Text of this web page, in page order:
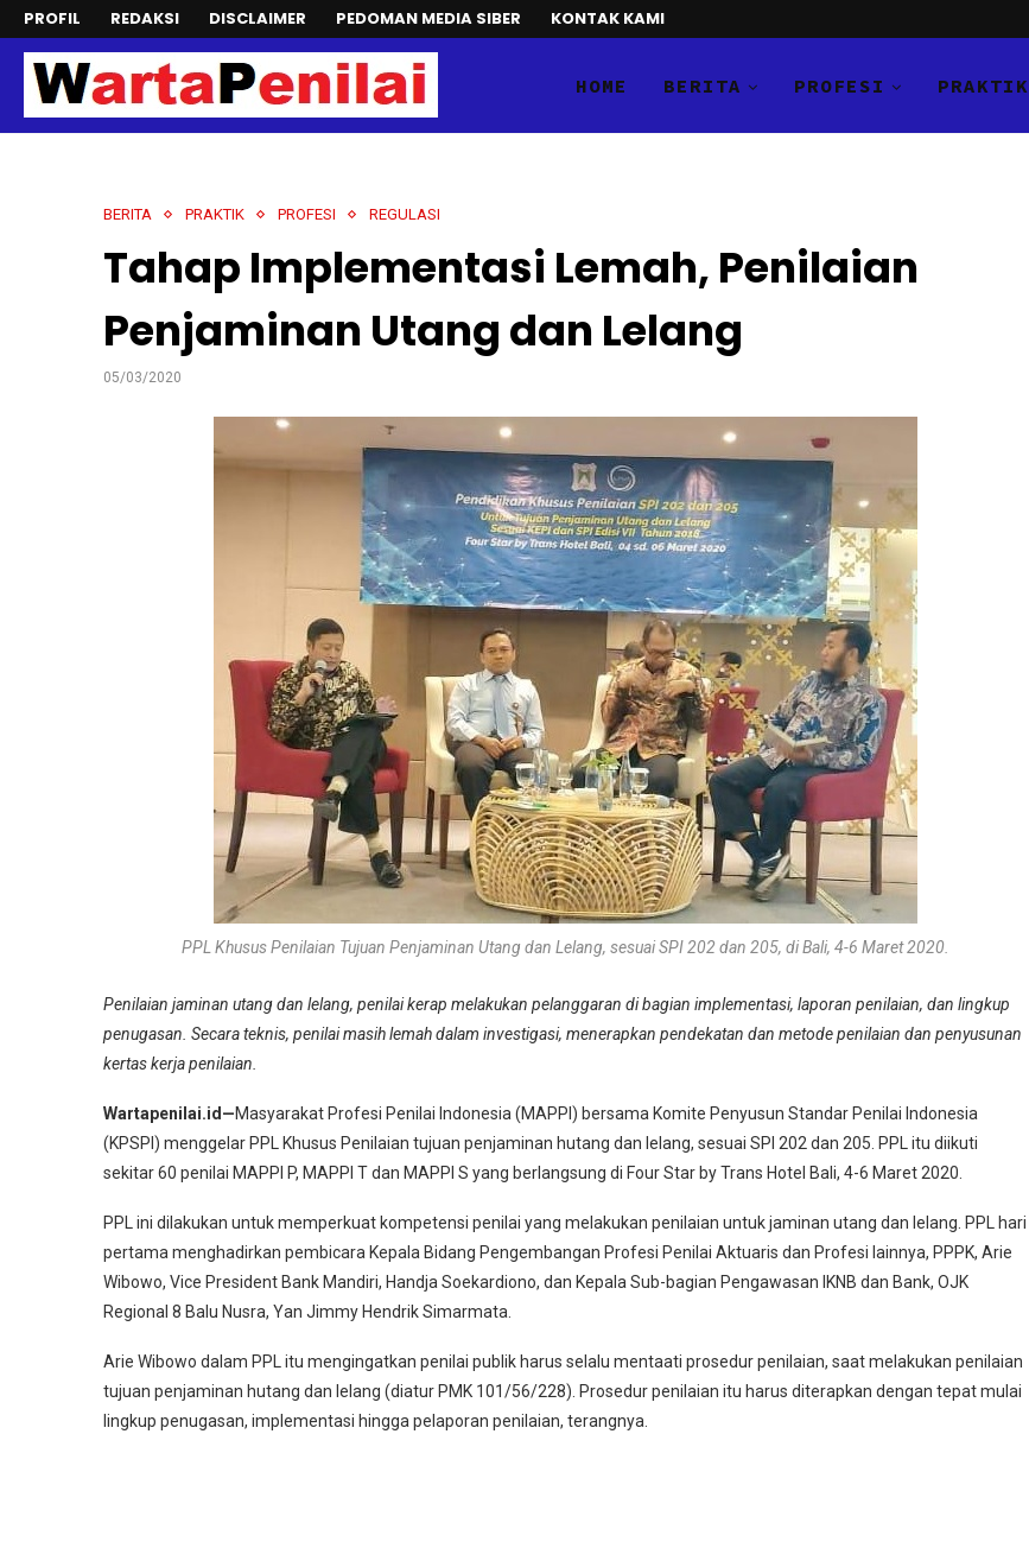
PROFIL REDAKSI DISCLAIMER PEDOMAN MEDIA SIBER KONTAK KAMI
HOME BERITA PROFESI PRAKTIK
BERITA PRAKTIK PROFESI REGULASI
Tahap Implementasi Lemah, Penilaian
Penjaminan Utang dan Lelang
05/03/2020
PPL Khusus Penilaian Tujuan Penjaminan Utang dan Lelang, sesuai SPI 202 dan 205, di Bali, 4-6 Maret 2020.
Penilaian jaminan utang dan lelang, penilai kerap melakukan pelanggaran di bagian implementasi, laporan penilaian, dan lingkup
penugasan. Secara teknis, penilai masih lemah dalam investigasi, menerapkan pendekatan dan metode penilaian dan penyusunan
kertas kerja penilaian.
Wartapenilai.id—Masyarakat Profesi Penilai Indonesia (MAPPI) bersama Komite Penyusun Standar Penilai Indonesia
(KPSPI) menggelar PPL Khusus Penilaian tujuan penjaminan hutang dan lelang, sesuai SPI 202 dan 205. PPL itu diikuti
sekitar 60 penilai MAPPI P, MAPPI T dan MAPPI S yang berlangsung di Four Star by Trans Hotel Bali, 4-6 Maret 2020.
PPL ini dilakukan untuk memperkuat kompetensi penilai yang melakukan penilaian untuk jaminan utang dan lelang. PPL hari
pertama menghadirkan pembicara Kepala Bidang Pengembangan Profesi Penilai Aktuaris dan Profesi lainnya, PPPK, Arie
Wibowo, Vice President Bank Mandiri, Handja Soekardiono, dan Kepala Sub-bagian Pengawasan IKNB dan Bank, OJK
Regional 8 Balu Nusra, Yan Jimmy Hendrik Simarmata.
Arie Wibowo dalam PPL itu mengingatkan penilai publik harus selalu mentaati prosedur penilaian, saat melakukan penilaian
tujuan penjaminan hutang dan lelang (diatur PMK 101/56/228). Prosedur penilaian itu harus diterapkan dengan tepat mulai
lingkup penugasan, implementasi hingga pelaporan penilaian, terangnya.